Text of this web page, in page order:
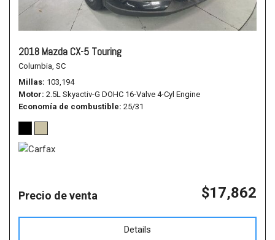
2018 Mazda CX-5 Touring
Columbia, SC
Millas 103,194
Motor 2.5L Skyactiv-G DOHC 16-Valve 4-Cyl Engine
Economía de combustible 25/31
Precio de venta $17,862
Details